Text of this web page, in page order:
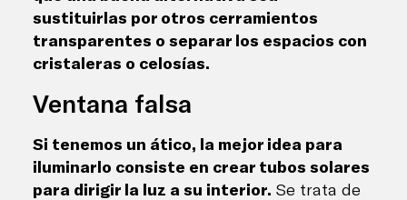
sustituirlas por otros cerramientos
transparentes o separar los espacios con
cristaleras o celosías.
Ventana falsa
Si tenemos un ático, la mejor idea para
iluminarlo consiste en crear tubos solares
para dirigir la luz a su interior. Se trata de